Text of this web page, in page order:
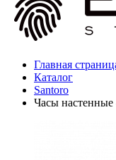
Главная
Каталог
Santoro
Часы настенные